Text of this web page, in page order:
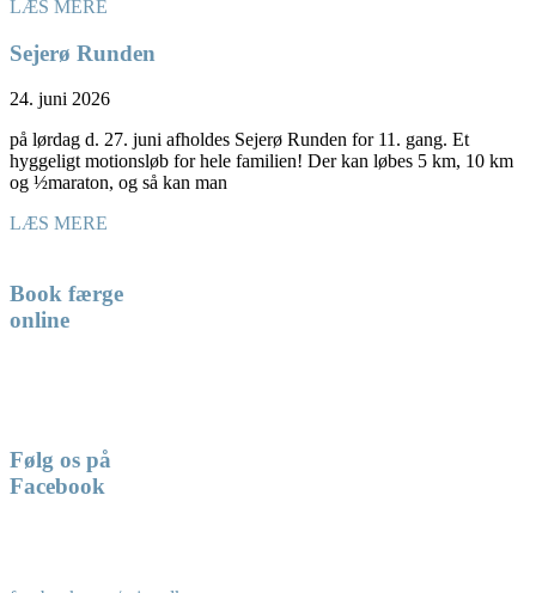
LÆS MERE
Sejerø Runden
24. juni 2026
på lørdag d. 27. juni afholdes Sejerø Runden for 11. gang. Et
hyggeligt motionsløb for hele familien! Der kan løbes 5 km, 10 km
og ½maraton, og så kan man
LÆS MERE
Book færge
online
Følg os på
Facebook